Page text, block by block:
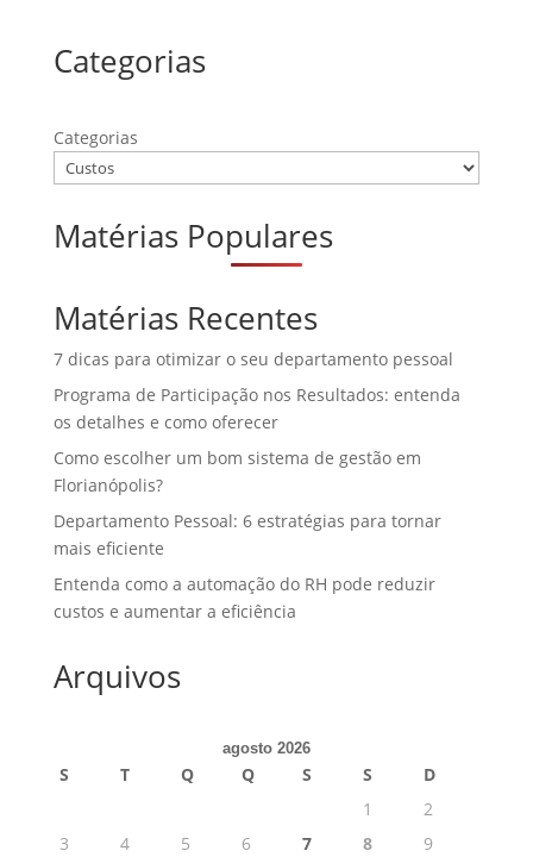
Categorias
Categorias
Matérias Populares
Matérias Recentes
7 dicas para otimizar o seu departamento pessoal
Programa de Participação nos Resultados: entenda
os detalhes e como oferecer
Como escolher um bom sistema de gestão em
Florianópolis?
Departamento Pessoal: 6 estratégias para tornar
mais eficiente
Entenda como a automação do RH pode reduzir
custos e aumentar a eficiência
Arquivos
agosto 2026
S T Q Q S S
D
1
2
3
4 5 6 7 8
9